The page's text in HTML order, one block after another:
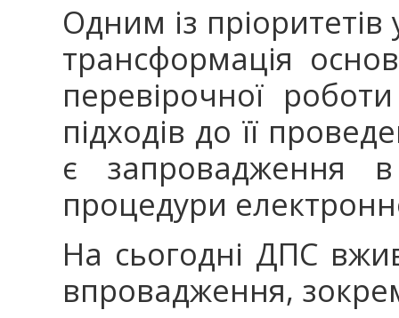
Одним із
трансформація
перевірочної
підходів до її
є запровадження в
процедури
На сьогодні ДПС
впровадження,